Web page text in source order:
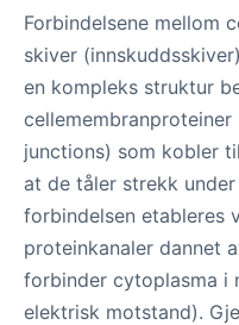
Forbindelsene mellom
skiver
en kompleks struktur
junctions) som kobler
at de tåler strekk
forbindelsen etableres
proteinkanaler dannet
forbinder cytoplasma i
elektrisk motstand).